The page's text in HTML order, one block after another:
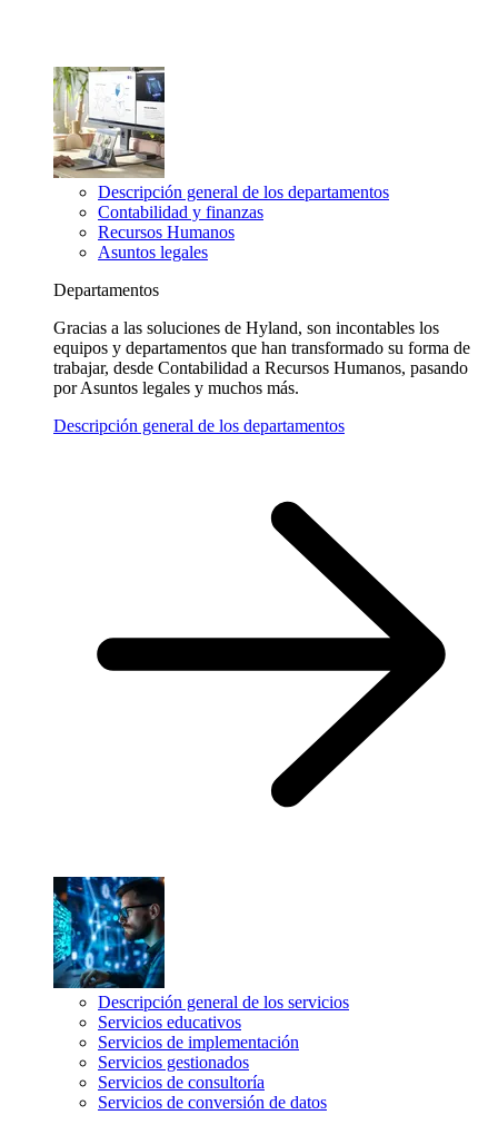
Descripción general de los departamentos
Contabilidad y finanzas
Recursos Humanos
Asuntos legales
Departamentos
Gracias a las soluciones de Hyland, son incontables los
equipos y departamentos que han transformado su forma de
trabajar, desde Contabilidad a Recursos Humanos, pasando
por Asuntos legales y muchos más.
Descripción general de los departamentos
Descripción general de los servicios
Servicios educativos
Servicios de implementación
Servicios gestionados
Servicios de consultoría
Servicios de conversión de datos